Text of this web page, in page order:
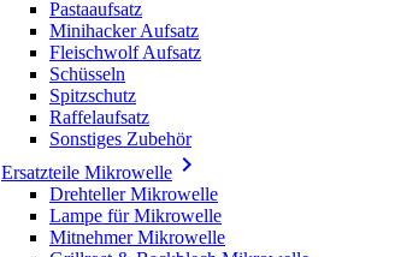
Pastaaufsatz
Minihacker Aufsatz
Fleischwolf Aufsatz
Schüsseln
Spitzschutz
Raffelaufsatz
Sonstiges Zubehör
Ersatzteile Mikrowelle 
Drehteller Mikrowelle
Lampe für Mikrowelle
Mitnehmer Mikrowelle